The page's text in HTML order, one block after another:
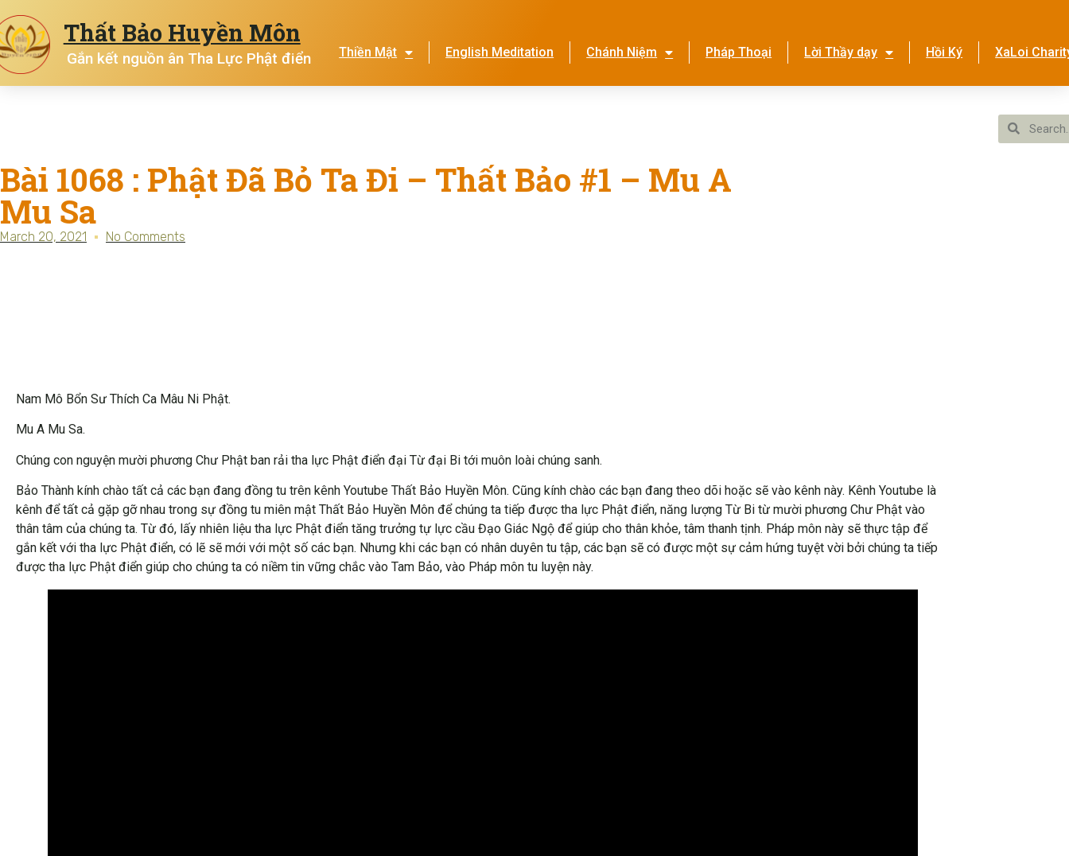
Thất Bảo Huyền Môn
Gắn kết nguồn ân Tha Lực Phật điển Thiền Mật English Meditation Chánh Niệm Pháp Thoại Lời Thầy dạy Hồi Ký XaLoi
Bài 1068 : Phật Đã Bỏ Ta Đi – Thất Bảo #1 – Mu A
Mu Sa
March 20, 2021 No Comments
Nam Mô Bổn Sư Thích Ca Mâu Ni Phật.
Mu A Mu Sa.
Chúng con nguyện mười phương Chư Phật ban rải tha lực Phật điển đại Từ đại Bi tới muôn loài chúng sanh.
Bảo Thành kính chào tất cả các bạn đang đồng tu trên kênh Youtube Thất Bảo Huyền Môn. Cũng kính chào các bạn đang theo dõi hoặc sẽ vào kênh này. Kênh Youtube là
kênh để tất cả gặp gỡ nhau trong sự đồng tu miên mật Thất Bảo Huyền Môn để chúng ta tiếp được tha lực Phật điển, năng lượng Từ Bi từ mười phương Chư Phật vào
thân tâm của chúng ta. Từ đó, lấy nhiên liệu tha lực Phật điển tăng trưởng tự lực cầu Đạo Giác Ngộ để giúp cho thân khỏe, tâm thanh tịnh. Pháp môn này sẽ thực tập để
gắn kết với tha lực Phật điển, có lẽ sẽ mới với một số các bạn. Nhưng khi các bạn có nhân duyên tu tập, các bạn sẽ có được một sự cảm hứng tuyệt vời bởi chúng ta tiếp
được tha lực Phật điển giúp cho chúng ta có niềm tin vững chắc vào Tam Bảo, vào Pháp môn tu luyện này.